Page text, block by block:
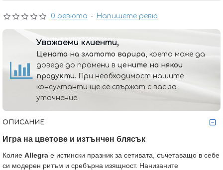
0 ревюта - Напишете ревю
Уважаеми клиенти,
Цената на златото варира, което може да
доведе до промени в цените на някои
продукти. При необходимост нашите
консултанти ще се свържат с вас за
уточнение.
ОПИСАНИЕ
Игра на цветове и изтънчен блясък
Колие Allegra е истински празник за сетивата, съчетаващо в себе
си модерен ритъм и сребърна изящност. Нанизаните